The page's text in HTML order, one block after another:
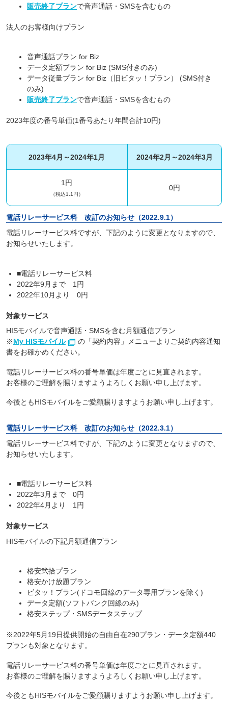
販売終了プランで音声通話・SMSを含むもの
法人のお客様向けプラン
音声通話プラン for Biz
データ定額プラン for Biz (SMS付きのみ)
データ従量プラン for Biz（旧ビタッ！プラン） (SMS付き
のみ)
販売終了プランで音声通話・SMSを含むもの
2023年度の番号単価(1番号あたり年間合計10円)
2023年4月～2024年1月 2024年2月～2024年3月
1円
（税込1.1円）
0円
電話リレーサービス料 改訂のお知らせ（2022.9.1）
電話リレーサービス料ですが、下記のように変更となりますので、
お知らせいたします。
■電話リレーサービス料
2022年9月まで 1円
2022年10月より 0円
対象サービス
HISモバイルで音声通話・SMSを含む月額通信プラン
※My HISモバイル
の「契約内容」メニューよりご契約内容通知
書をお確かめください。
電話リレーサービス料の番号単価は年度ごとに見直されます。
お客様のご理解を賜りますようよろしくお願い申し上げます。
今後ともHISモバイルをご愛顧賜りますようお願い申し上げます。
電話リレーサービス料 改訂のお知らせ（2022.3.1）
電話リレーサービス料ですが、下記のように変更となりますので、
お知らせいたします。
■電話リレーサービス料
2022年3月まで 0円
2022年4月より 1円
対象サービス
HISモバイルの下記月額通信プラン
格安弐拾プラン
格安かけ放題プラン
ビタッ！プラン(ドコモ回線のデータ専用プランを除く)
データ定額(ソフトバンク回線のみ)
格安ステップ・SMSデータステップ
※2022年5月19日提供開始の自由自在290プラン・データ定額440
プランも対象となります。
電話リレーサービス料の番号単価は年度ごとに見直されます。
お客様のご理解を賜りますようよろしくお願い申し上げます。
今後ともHISモバイルをご愛顧賜りますようお願い申し上げます。